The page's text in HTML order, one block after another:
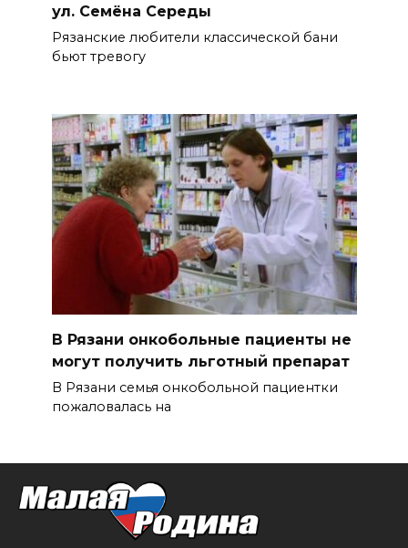
ул. Семёна Середы
Рязанские любители классической бани
бьют тревогу
В Рязани онкобольные пациенты не
могут получить льготный препарат
В Рязани семья онкобольной пациентки
пожаловалась на